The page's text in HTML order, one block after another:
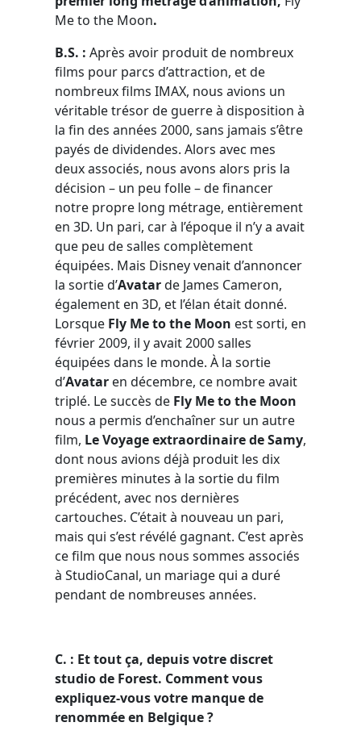
Me to the Moon.
B.S. : Après avoir produit de nombreux
films pour parcs d’attraction, et de
nombreux films IMAX, nous avions un
véritable trésor de guerre à disposition à
la fin des années 2000, sans jamais s’être
payés de dividendes. Alors avec mes
deux associés, nous avons alors pris la
décision – un peu folle – de financer
notre propre long métrage, entièrement
en 3D. Un pari, car à l’époque il n’y a avait
que peu de salles complètement
équipées. Mais Disney venait d’annoncer
la sortie d’Avatarde James Cameron,
également en 3D, et l’élan était donné.
Lorsque Fly Me to the Moon est sorti, en
février 2009, il y avait 2000 salles
équipées dans le monde. À la sortie
d’Avatar en décembre, ce nombre avait
triplé. Le succès de Fly Me to the Moon
nous a permis d’enchaîner sur un autre
film, Le Voyage extraordinaire de Samy,
dont nous avions déjà produit les dix
premières minutes à la sortie du film
précédent, avec nos dernières
cartouches. C’était à nouveau un pari,
mais qui s’est révélé gagnant. C’est après
ce film que nous nous sommes associés
à StudioCanal, un mariage qui a duré
pendant de nombreuses années.
C. : Et tout ça, depuis votre discret
studio de Forest. Comment vous
expliquez-vous votre manque de
renommée en Belgique ?